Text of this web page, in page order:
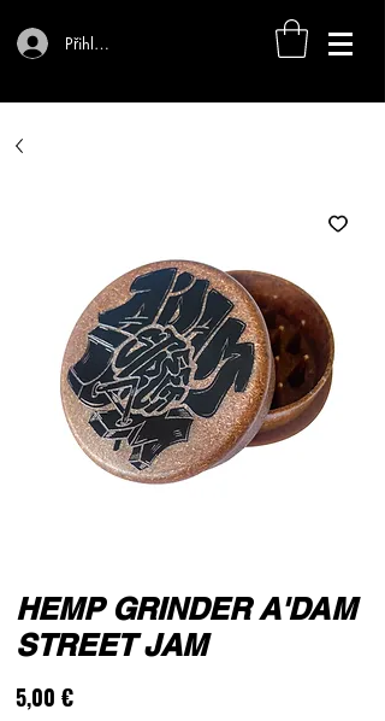
Přihlásit se
HEMP GRINDER A'DAM
STREET JAM
5,00 €Cena